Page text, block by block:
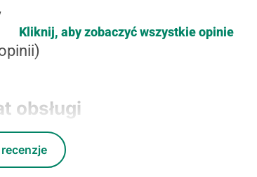
obsługi
Kliknij, aby zobaczyć wszystkie opinie